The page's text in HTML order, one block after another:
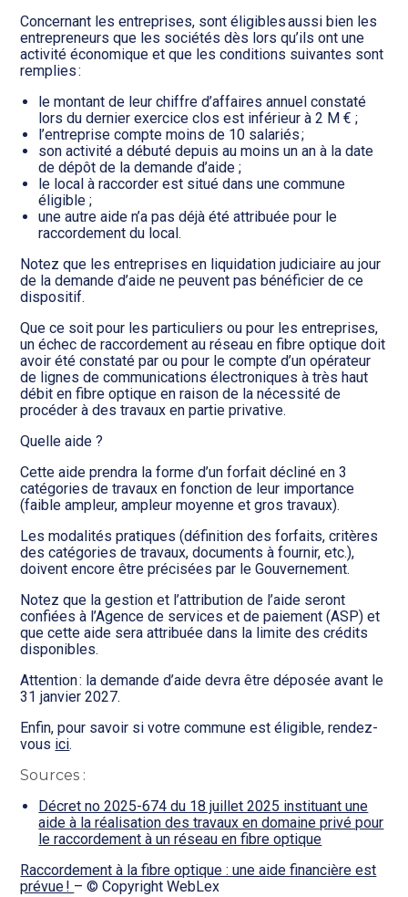
Concernant les entreprises, sont éligibles aussi bien les
entrepreneurs que les sociétés dès lors qu’ils ont une
activité économique et que les conditions suivantes sont
remplies :
le montant de leur chiffre d’affaires annuel constaté
lors du dernier exercice clos est inférieur à 2 M € ;
l’entreprise compte moins de 10 salariés ;
son activité a débuté depuis au moins un an à la date
de dépôt de la demande d’aide ;
le local à raccorder est situé dans une commune
éligible ;
une autre aide n’a pas déjà été attribuée pour le
raccordement du local.
Notez que les entreprises en liquidation judiciaire au jour
de la demande d’aide ne peuvent pas bénéficier de ce
dispositif.
Que ce soit pour les particuliers ou pour les entreprises,
un échec de raccordement au réseau en fibre optique doit
avoir été constaté par ou pour le compte d’un opérateur
de lignes de communications électroniques à très haut
débit en fibre optique en raison de la nécessité de
procéder à des travaux en partie privative.
Quelle aide ?
Cette aide prendra la forme d’un forfait décliné en 3
catégories de travaux en fonction de leur importance
(faible ampleur, ampleur moyenne et gros travaux).
Les modalités pratiques (définition des forfaits, critères
des catégories de travaux, documents à fournir, etc.),
doivent encore être précisées par le Gouvernement.
Notez que la gestion et l’attribution de l’aide seront
confiées à l’Agence de services et de paiement (ASP) et
que cette aide sera attribuée dans la limite des crédits
disponibles.
Attention : la demande d’aide devra être déposée avant le
31 janvier 2027.
Enfin, pour savoir si votre commune est éligible, rendez-
vous ici.
Sources :
Décret no 2025-674 du 18 juillet 2025 instituant une
aide à la réalisation des travaux en domaine privé pour
le raccordement à un réseau en fibre optique
Raccordement à la fibre optique : une aide financière est
prévue ! – © Copyright WebLex